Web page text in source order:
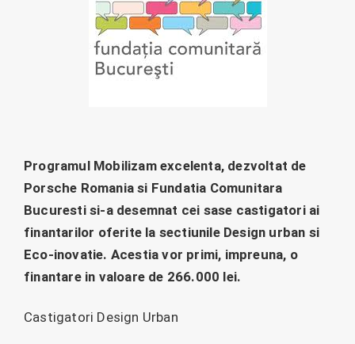
Programul Mobilizam excelenta, dezvoltat de
Porsche Romania si Fundatia Comunitara
Bucuresti si-a desemnat cei sase castigatori ai
finantarilor oferite la sectiunile Design urban si
Eco-inovatie. Acestia vor primi, impreuna, o
finantare in valoare de 266.000 lei.
Castigatori Design Urban